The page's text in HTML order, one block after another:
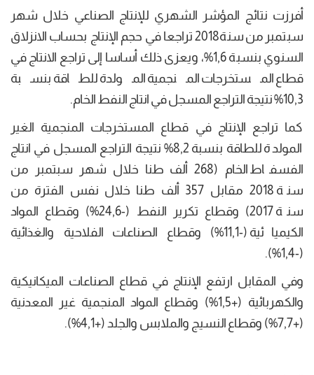
أفرزت نتائج المؤشر الشهري للإنتاج الصناعي خلال شهر
سبتمبر من سنة2018 تراجعا في حجم الإنتاج بحساب الانزلاق
السنوي بنسبة 1,6%، ويعزى ذلك أساسا إلى تراجع الانتاج في
قطاع المستخرجات المنجمية المولدة للطاقة بنسبة
10,3% نتيجة التراجع المسجل في انتاج النفط الخام.
كما تراجع الإنتاج في قطاع المستخرجات المنجمية الغير
المولدة للطاقة بنسبة 8,2% نتيجة التراجع المسجل في انتاج
الفسفاط الخام (268 ألف طنا خلال شهر سبتمبر من
سنة 2018 مقابل 357 ألف طنا خلال نفس الفترة من
سنة 2017) وقطاع تكرير النفط (-24,6%) وقطاع المواد
الكيميائية (-11,1%) وقطاع الصناعات الفلاحية والغذائية
(-1,4%).
وفي المقابل ارتفع الإنتاج في قطاع الصناعات الميكانيكية
والكهربائية (+1,5%) وقطاع المواد المنجمية غير المعدنية
(+7,7%) وقطاع النسيج والملابس والجلد (+4,1%).